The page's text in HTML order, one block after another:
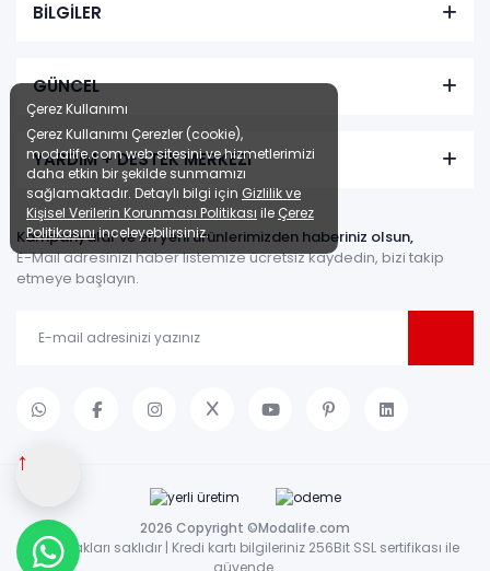
↑
BİLGİLER
GÜNCEL
YARDIM + DESTEK MERKEZİ
Kampanyalar ve en yeni ürünlerimizden haberiniz olsun,
E-Mail adresinizi haber listemize ücretsiz kaydedin, bizi takip
etmeye başlayın.
2026 Copyright ©Modalife.com
Tüm hakları saklıdır | Kredi kartı bilgileriniz 256Bit SSL sertifikası ile
güvende.
Çerez Kullanımı
Çerez Kullanımı Çerezler (cookie),
modalife.com web sitesini ve hizmetlerimizi
daha etkin bir şekilde sunmamızı
sağlamaktadır. Detaylı bilgi için Gizlilik ve
Kişisel Verilerin Korunması Politikası ile Çerez
Politikasınıinceleyebilirsiniz.